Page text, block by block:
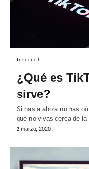
Internet
¿Qué es
sirve?
Si hasta ahora no has
que no vivas cerca de
2 marzo, 2020